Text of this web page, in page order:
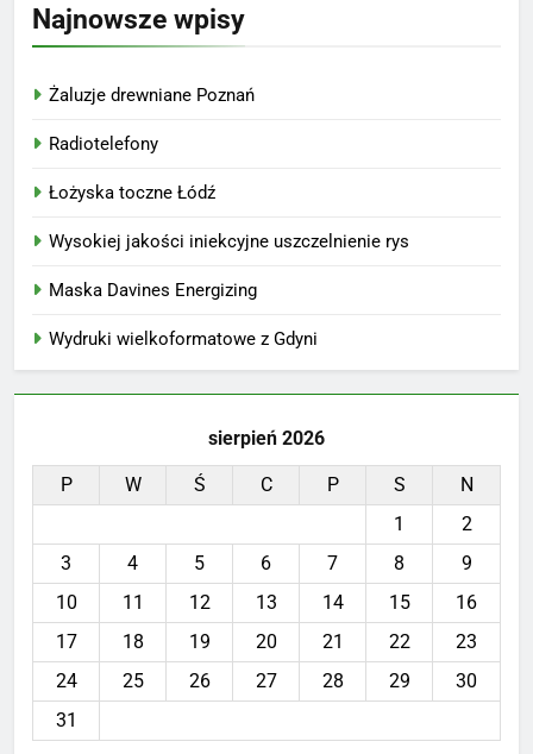
Najnowsze wpisy
Żaluzje drewniane Poznań
Radiotelefony
Łożyska toczne Łódź
Wysokiej jakości iniekcyjne uszczelnienie rys
Maska Davines Energizing
Wydruki wielkoformatowe z Gdyni
sierpień 2026
P W Ś C P S
N
1
2
3
4 5 6 7 8
9
10
11 12 13 14 15
16
17
18 19 20 21 22
23
24
25 26 27 28 29
30
31